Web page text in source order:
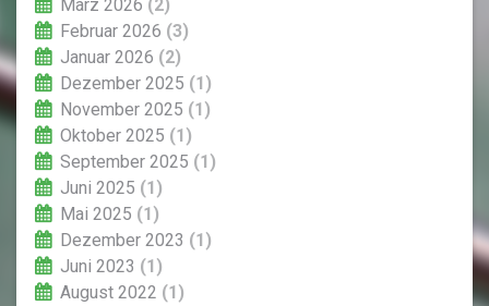
März 2026 (2)
Februar 2026 (3)
Januar 2026 (2)
Dezember 2025 (1)
November 2025 (1)
Oktober 2025 (1)
September 2025 (1)
Juni 2025 (1)
Mai 2025 (1)
Dezember 2023 (1)
Juni 2023 (1)
August 2022 (1)